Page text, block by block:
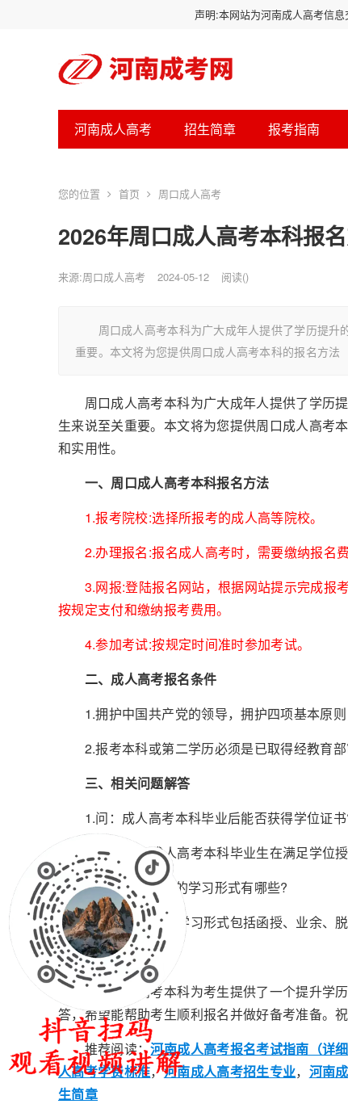
声明:本网站为河南成人高考信
河南成人高考 招生简章 报考指南
您的位置 首页 周口成人高考
2026年周口成人高考本科报
来源:周口成人高考 2024-05-12 阅读()
周口成人高考本科为广大成年人提供了学历提升
重要。本文将为您提供周口成人高考本科的报名方法
周口成人高考本科为广大成年人提供了学历提
生来说至关重要。本文将为您提供周口成人高考
和实用性。
一、周口成人高考本科报名方法
1.报考院校:选择所报考的成人高等院校。
2.办理报名:报名成人高考时，需要缴纳报名费
3.网报:登陆报名网站，根据网站提示完成报
按规定支付和缴纳报考费用。
4.参加考试:按规定时间准时参加考试。
二、成人高考报名条件
1.拥护中国共产党的领导，拥护四项基本原则
2.报考本科或第二学历必须是已取得经教育部
三、相关问题解答
1.问：成人高考本科毕业后能否获得学位证
答：是的，成人高考本科毕业生在满足学位授
2.问：成人高考的学习形式有哪些?
答：成人高考的学习形式包括函授、业余、脱
四、结语
周口成人高考本科为考生提供了一个提升学历
答，希望能帮助考生顺利报名并做好备考准备。
推荐阅读：河南成人高考报名考试指南（详细
人高考学费标准，河南成人高考招生专业， 河南
生简章